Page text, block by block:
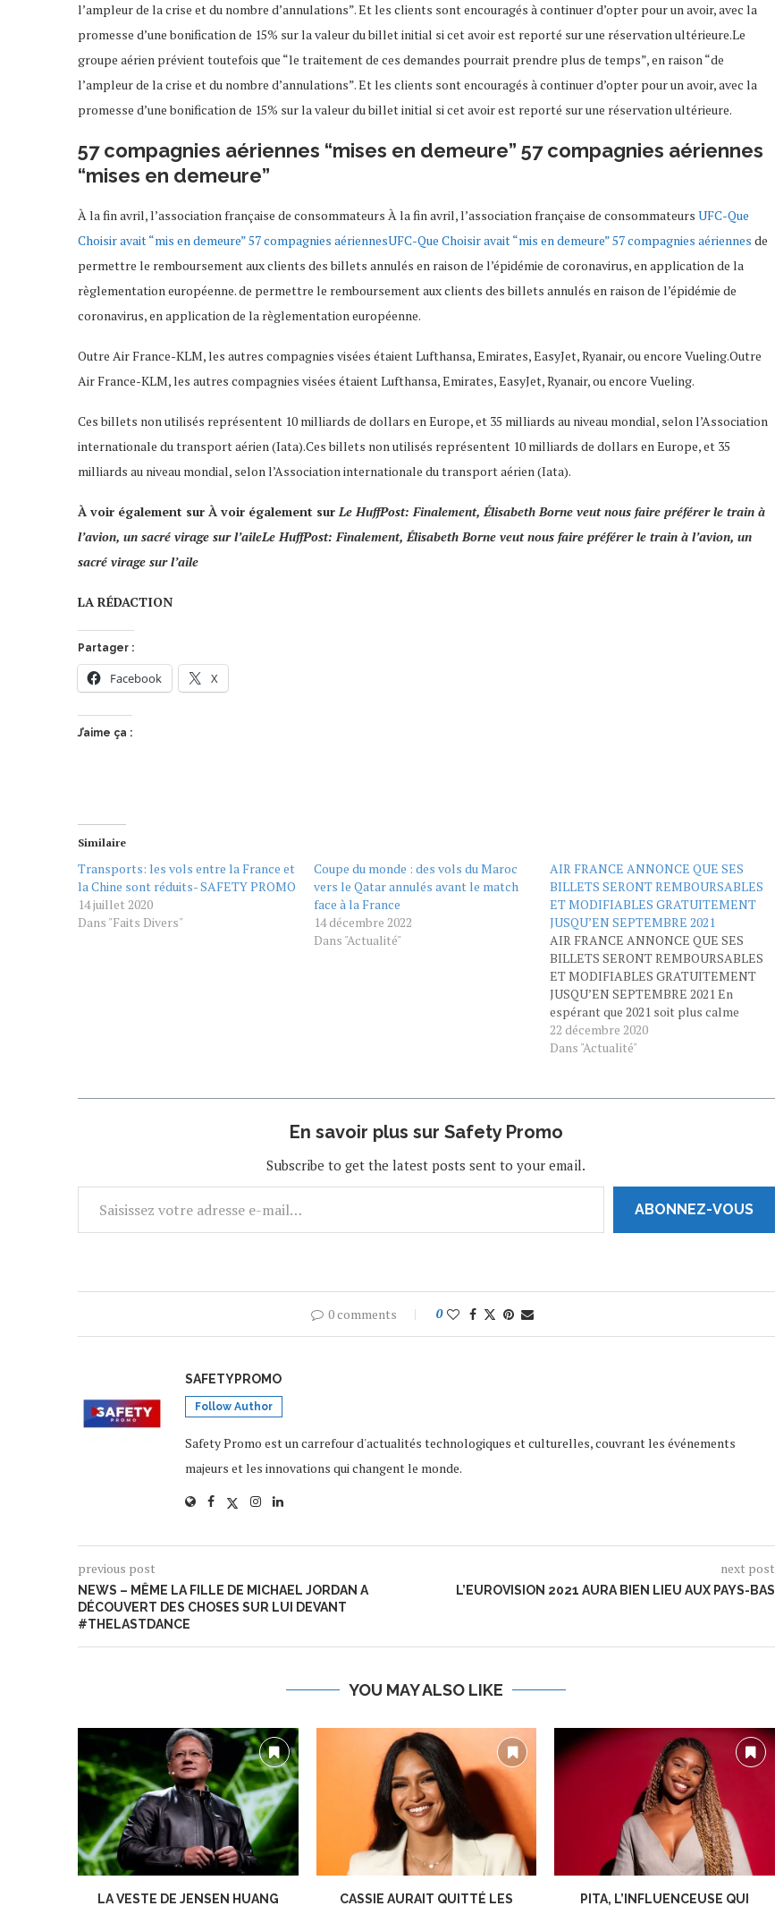
l’ampleur de la crise et du nombre d’annulations”. Et les clients sont encouragés à continuer d’opter pour un avoir, avec la
promesse d’une bonification de 15% sur la valeur du billet initial si cet avoir est reporté sur une réservation ultérieure.Le
groupe aérien prévient toutefois que “le traitement de ces demandes pourrait prendre plus de temps”, en raison “de
l’ampleur de la crise et du nombre d’annulations”. Et les clients sont encouragés à continuer d’opter pour un avoir, avec la
promesse d’une bonification de 15% sur la valeur du billet initial si cet avoir est reporté sur une réservation ultérieure.
57 compagnies aériennes “mises en demeure” 57 compagnies aériennes
“mises en demeure”
À la fin avril, l’association française de consommateurs À la fin avril, l’association française de consommateurs UFC-Que
Choisir avait “mis en demeure” 57 compagnies aériennesUFC-Que Choisir avait “mis en demeure” 57 compagnies aériennes de
permettre le remboursement aux clients des billets annulés en raison de l’épidémie de coronavirus, en application de la
règlementation européenne. de permettre le remboursement aux clients des billets annulés en raison de l’épidémie de
coronavirus, en application de la règlementation européenne.
Outre Air France-KLM, les autres compagnies visées étaient Lufthansa, Emirates, EasyJet, Ryanair, ou encore Vueling.Outre
Air France-KLM, les autres compagnies visées étaient Lufthansa, Emirates, EasyJet, Ryanair, ou encore Vueling.
Ces billets non utilisés représentent 10 milliards de dollars en Europe, et 35 milliards au niveau mondial, selon l’Association
internationale du transport aérien (Iata).Ces billets non utilisés représentent 10 milliards de dollars en Europe, et 35
milliards au niveau mondial, selon l’Association internationale du transport aérien (Iata).
À voir également sur À voir également surLe HuffPost: Finalement, Élisabeth Borne veut nous faire préférer le train à
l’avion, un sacré virage sur l’aileLe HuffPost: Finalement, Élisabeth Borne veut nous faire préférer le train à l’avion, un
sacré virage sur l’aile
LA RÉDACTION
Partager :
Facebook X
J’aime ça :
Similaire
Transports: les vols entre la France et
la Chine sont réduits- SAFETY PROMO
14 juillet 2020
Dans "Faits Divers"
Coupe du monde : des vols du Maroc
vers le Qatar annulés avant le match
face à la France
14 décembre 2022
Dans "Actualité"
AIR FRANCE ANNONCE QUE SES
BILLETS SERONT REMBOURSABLES
ET MODIFIABLES GRATUITEMENT
JUSQU’EN SEPTEMBRE 2021
AIR FRANCE ANNONCE QUE SES
BILLETS SERONT REMBOURSABLES
ET MODIFIABLES GRATUITEMENT
JUSQU’EN SEPTEMBRE 2021 En
espérant que 2021 soit plus calme
pour les voyages que 2020, Air France
aide les voyageurs à faire leur choix en
prolonger…
22 décembre 2020
Dans "Actualité"
En savoir plus sur Safety Promo
Subscribe to get the latest posts sent to your email.
ABONNEZ-VOUS
0 comments 0
SAFETYPROMO
Follow Author
Safety Promo est un carrefour d'actualités technologiques et culturelles, couvrant les événements
majeurs et les innovations qui changent le monde.
previous post
NEWS – MÊME LA FILLE DE MICHAEL JORDAN A
DÉCOUVERT DES CHOSES SUR LUI DEVANT
#THELASTDANCE
next post
L’EUROVISION 2021 AURA BIEN LIEU AUX PAYS-BAS
YOU MAY ALSO LIKE
LA VESTE DE JENSEN HUANG CASSIE AURAIT QUITTÉ LES PITA, L’INFLUENCEUSE QUI